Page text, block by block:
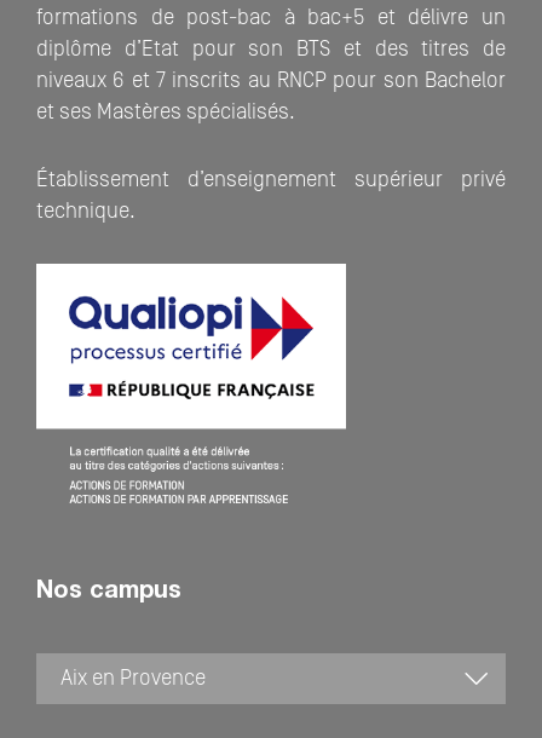
formations de post-bac à bac+5 et délivre un
diplôme d’Etat pour son BTS et des titres de
niveaux 6 et 7 inscrits au RNCP pour son Bachelor
et ses Mastères spécialisés.
Établissement d’enseignement supérieur privé
technique.
Nos campus